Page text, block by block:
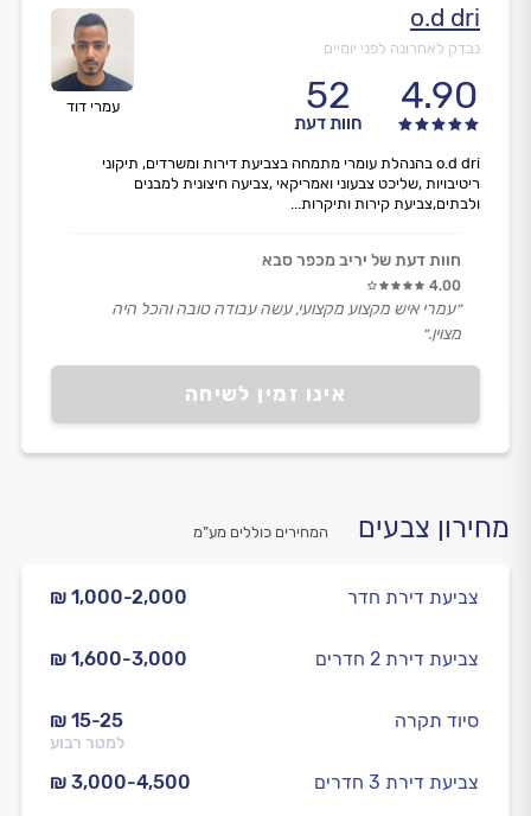
עמרי דוד
o.d dri
נבדק לאחרונה לפני יומיים
4.90
52
חוות דעת
אינו זמין לשיחה
o.d dri בהנהלת עומרי מתמחה בצביעת דירות ומשרדים, תיקוני
ריטיבויות ,שליכט צבעוני ואמריקאי ,צביעה חיצונית למבנים
ולבתים,צביעת קירות ותיקרות...
חוות דעת של יריב מכפר סבא
4.00
״עמרי איש מקצוע מקצועי, עשה עבודה טובה והכל היה
מצוין.״
מחירון צבעים המחירים כוללים מע”מ
₪ 1,000-2,000 צביעת דירת חדר
₪ 1,600-3,000 צביעת דירת 2 חדרים
₪ 15-25
למטר רבוע
סיוד תקרה
₪ 3,000-4,500 צביעת דירת 3 חדרים